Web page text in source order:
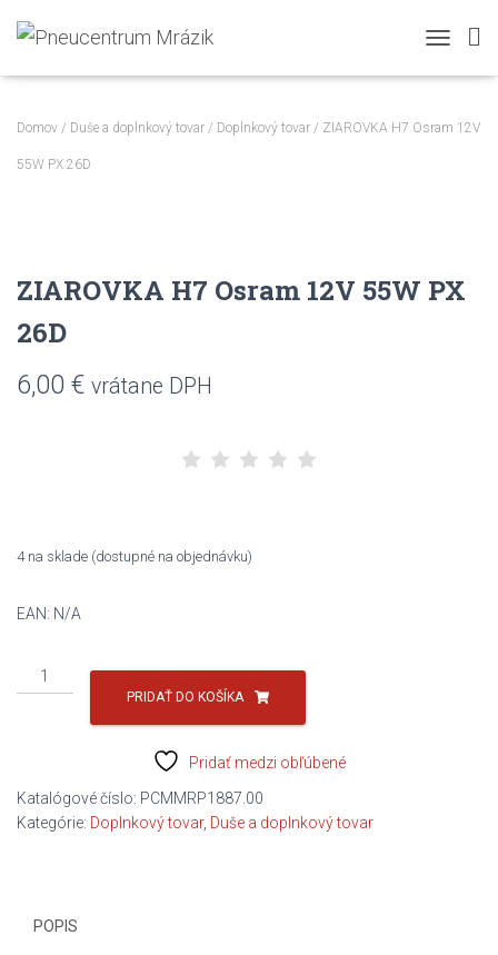
Domov / Duše a doplnkový tovar / Doplnkový tovar / ZIAROVKA H7 Osram 12V
55W PX 26D
ZIAROVKA H7 Osram 12V 55W PX
26D
6,00 € vrátane DPH
4 na sklade (dostupné na objednávku)
EAN: N/A
množstvo
ZIAROVKA
55W
PX
PRIDAŤ DO KOŠÍKA
Pridať medzi obľúbené
Katalógové číslo: PCMMRP1887.00
Kategórie: Doplnkový tovar, Duše a doplnkový tovar
POPIS